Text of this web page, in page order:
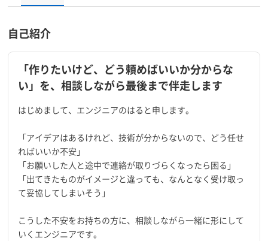
自己紹介
「作りたいけど、どう頼めばいいか分からな
い」を、相談しながら最後まで伴走します
はじめまして、エンジニアのはると申します。
「アイデアはあるけれど、技術が分からないので、どう任せ
ればいいか不安」
「お願いした人と途中で連絡が取りづらくなったら困る」
「出てきたものがイメージと違っても、なんとなく受け取っ
て妥協してしまいそう」
こうした不安をお持ちの方に、相談しながら一緒に形にして
いくエンジニアです。